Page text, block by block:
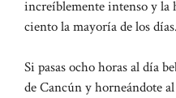
increíblemente intenso y la
ciento la mayoría de los días.
Si pasas ocho horas al día
de Cancún y horneándote